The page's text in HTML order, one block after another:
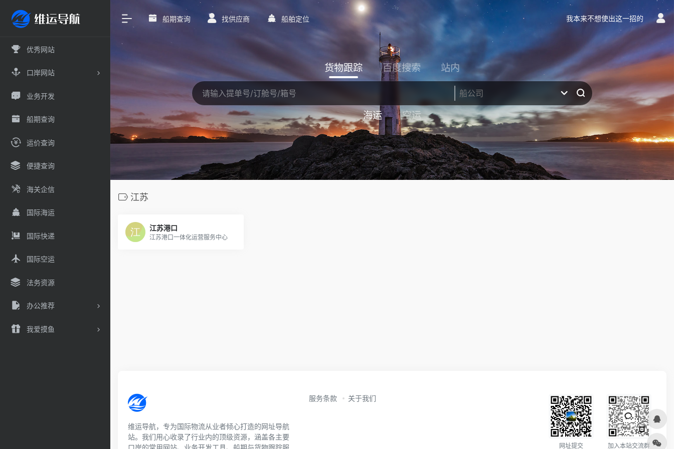
优秀网站
口岸网站
业务开发
船期查询
运价查询
便捷查询
海关企信
国际海运
国际快递
国际空运
法务资源
办公推荐
我爱摸鱼
船期查询 找供应商 船舶定位 我本来不想使出这一招的
货物跟踪 百度搜索 站内
海运 空运
江苏
江苏港口
江苏港口一体化运营服务中心
维运导航，专为国际物流从业者倾心打造的网址导航
站。我们用心收录了行业内的顶级资源，涵盖各主要
口岸的常用网站、业务开发工具、船期与货物跟踪服
服务条款 关于我们
网址提交 加入本站交流群